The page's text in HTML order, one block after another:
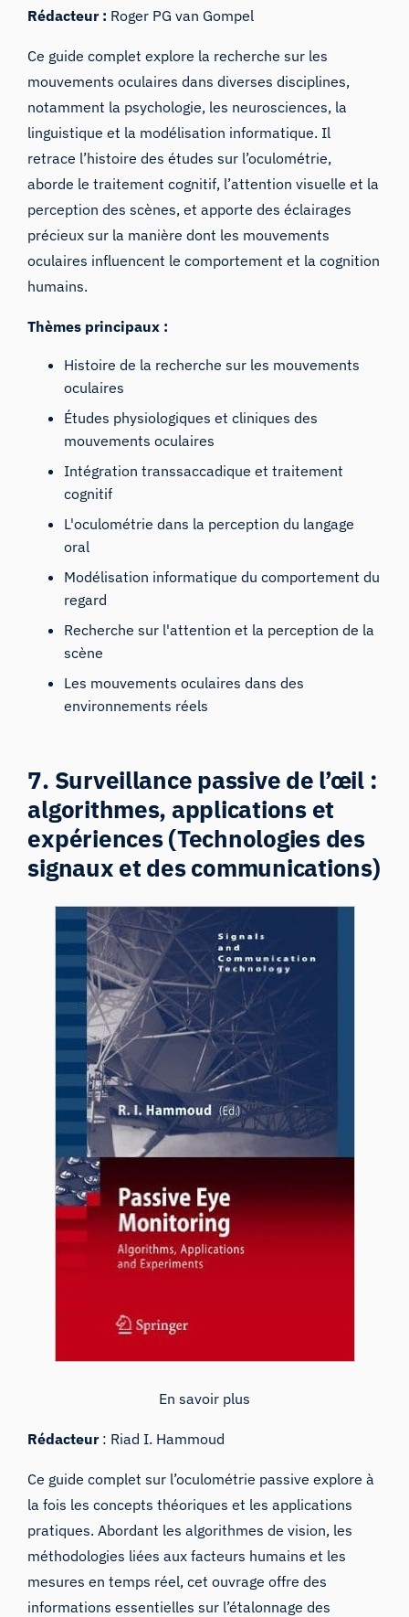
Rédacteur : Roger PG van Gompel
Ce guide complet explore la recherche sur les
mouvements oculaires dans diverses disciplines,
notamment la psychologie, les neurosciences, la
linguistique et la modélisation informatique. Il
retrace l’histoire des études sur l’oculométrie,
aborde le traitement cognitif, l’attention visuelle et la
perception des scènes, et apporte des éclairages
précieux sur la manière dont les mouvements
oculaires influencent le comportement et la cognition
humains.
Thèmes principaux :
Histoire de la recherche sur les mouvements
oculaires
Études physiologiques et cliniques des
mouvements oculaires
Intégration transsaccadique et traitement
cognitif
L'oculométrie dans la perception du langage
oral
Modélisation informatique du comportement du
regard
Recherche sur l'attention et la perception de la
scène
Les mouvements oculaires dans des
environnements réels
7. Surveillance passive de l’œil :
algorithmes, applications et
expériences (Technologies des
signaux et des communications)
En savoir plus
Rédacteur: Riad I. Hammoud
Ce guide complet sur l’oculométrie passive explore à
la fois les concepts théoriques et les applications
pratiques. Abordant les algorithmes de vision, les
méthodologies liées aux facteurs humains et les
mesures en temps réel, cet ouvrage offre des
informations essentielles sur l’étalonnage des